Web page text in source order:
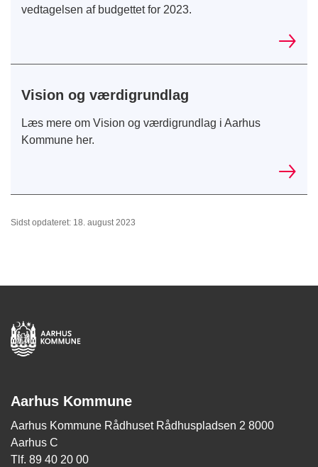
vedtagelsen af budgettet for 2023.
Vision og værdigrundlag
Læs mere om Vision og værdigrundlag i Aarhus
Kommune her.
Sidst opdateret: 18. august 2023
Aarhus Kommune
Aarhus Kommune Rådhuset Rådhuspladsen 2 8000
Aarhus C
Tlf. 89 40 20 00